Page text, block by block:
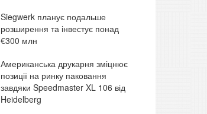
Siegwerk планує подальше
розширення та інвестує понад
€300 млн
Американська друкарня зміцнює
позиції на ринку паковання
завдяки Speedmaster XL 106 від
Heidelberg